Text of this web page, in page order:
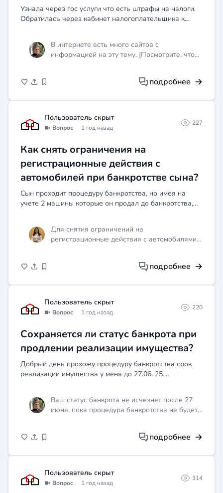
Узнала через гос услуги что есть штрафы на налоги.
Обратилась через кабинет налогоплательщика к
ответ. что на мой...
В интернете есть много сайтов с
информацией на эту тему. [Посмотрите, что
подробнее
Пользователь скрыт
Вопрос 1 год назад
227
Как снять ограничения на
регистрационные действия с
автомобилей при банкротстве сына?
Сын проходит процедуру банкротства, но имея на
учете 2 машины которые он продал до банкротства,
потом...
Для снятия ограничений на
регистрационные действия с автомобилями
заявлением о разрешении снять
осуществлена законно и до начала
процедуры банкротства. Рекомендуется
обратиться за консультацией к юристу,
специализирующемуся на банкротстве.
подробнее
Пользователь скрыт
Вопрос 1 год назад
220
Сохраняется ли статус банкрота при
продлении реализации имущества?
Добрый день прохожу процедуру банкротства срок
реализации имущества у меня до 27.06. 25.
Переживаю что по...
Ваш статус банкрота не исчезнет после 27
июня, пока процедура банкротства не будет
ходатайство о продлении реализации
решения суда кредиторы не вправе
требовать от вас исполнения обязательств,
которые включены в реестр требований
подробнее
Пользователь скрыт
Вопрос 1 год назад
314